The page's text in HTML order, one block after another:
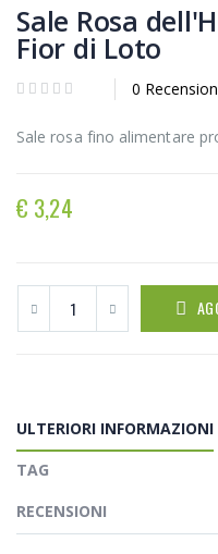
Sale Rosa
Fior di Loto
0
Sale rosa fino alimentare
€ 3,24
ULTERIORI INFORMAZIONI
TAG
RECENSIONI